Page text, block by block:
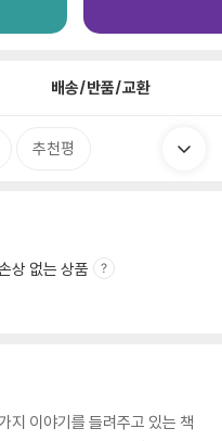
배송/반품/교환
추천평
상 없는 상품
지 이야기를 들려주고 있는 책